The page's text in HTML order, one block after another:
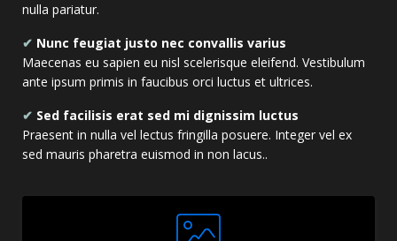
nulla pariatur.
✔ Nunc feugiat justo nec convallis varius
Maecenas eu sapien eu nisl scelerisque eleifend. Vestibulum
ante ipsum primis in faucibus orci luctus et ultrices.
✔ Sed facilisis erat sed mi dignissim luctus
Praesent in nulla vel lectus fringilla posuere. Integer vel ex
sed mauris pharetra euismod in non lacus..